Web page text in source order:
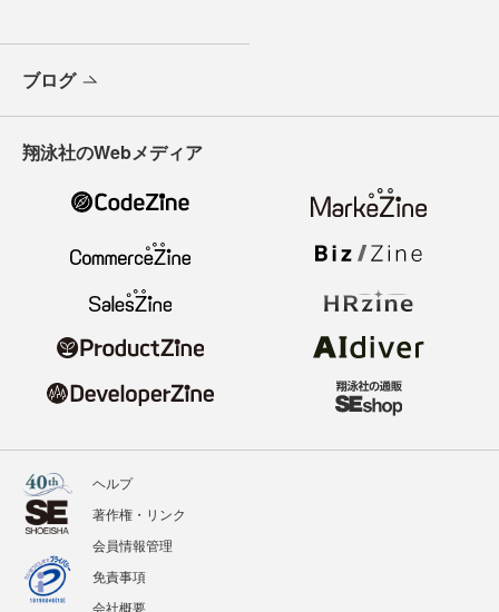
ブログ
翔泳社のWebメディア
ヘルプ
著作権・リンク
会員情報管理
免責事項
会社概要